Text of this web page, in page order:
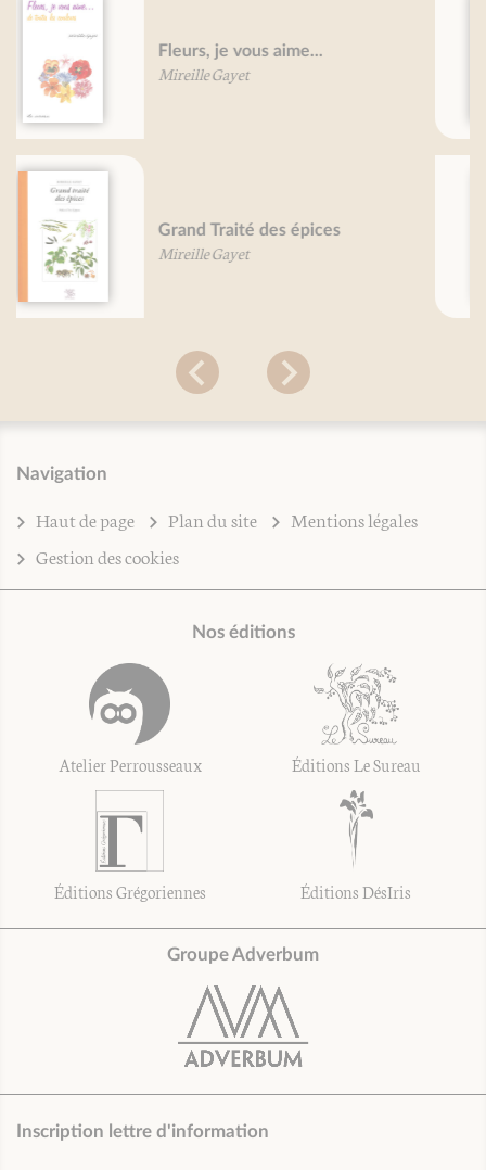
Grand traité des céréales
Mireille Gayet
Petit traité du (bon) pain
Martine Agrech
Navigation
Haut de page Plan du site
Mentions légales
Gestion des cookies
Nos éditions
Atelier Perrousseaux Éditions Le Sureau
Éditions Grégoriennes Éditions DésIris
Groupe Adverbum
Inscription lettre d'information